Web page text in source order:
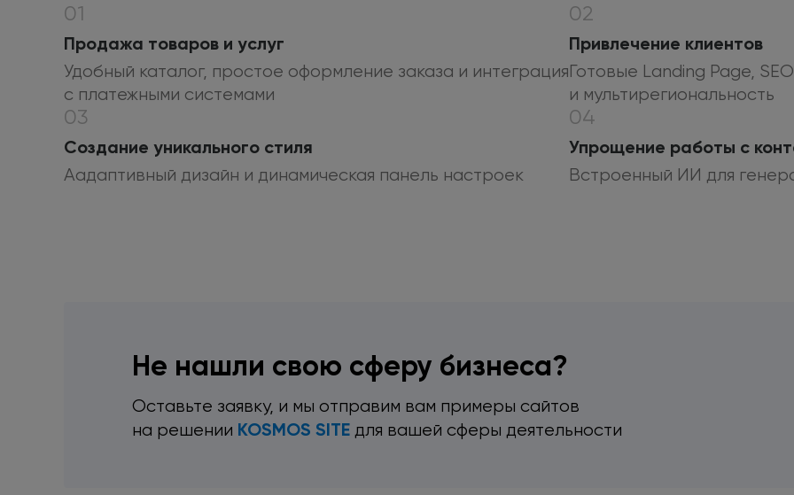
01
Продажа товаров и услуг
Удобный каталог, простое оформление заказа и интеграция
с платежными системами
02
Привлечение клиентов
Готовые Landing Page,
и мультирегиональность
03
Создание уникального стиля
Аадаптивный дизайн и динамическая панель настроек
04
Упрощение работы с
Встроенный ИИ для
Не нашли свою сферу бизнеса?
Оставьте заявку, и мы отправим вам примеры сайтов
на решении KOSMOS SITE для вашей сферы деятельности